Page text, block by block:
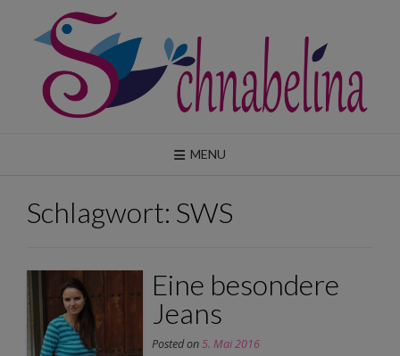
content
MENU
Schlagwort: SWS
Eine besondere
Jeans
Posted on5. Mai 2016